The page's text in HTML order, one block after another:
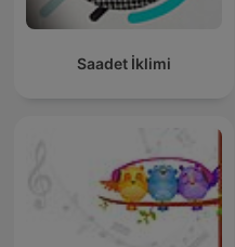
Saadet İklimi